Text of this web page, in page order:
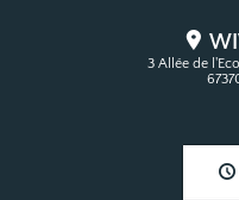
3 Allée de